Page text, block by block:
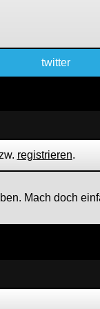
twitter
registrieren.
Mach doch